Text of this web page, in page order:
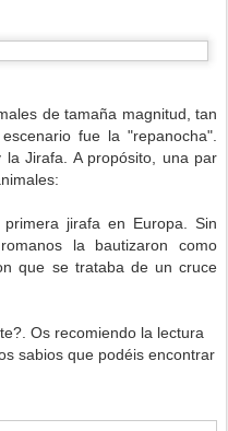
de tamaña magnitud, tan
fue la "repanocha".
Jirafa. A propósito, una par
jirafa en Europa. Sin
la bautizaron como
que se trataba de un cruce
Os recomiendo la lectura
sabios que podéis encontrar